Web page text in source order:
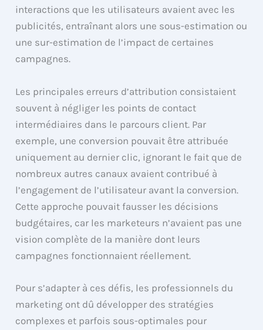
interactions que les utilisateurs avaient avec les
publicités, entraînant alors une sous-estimation ou
une sur-estimation de l’impact de certaines
campagnes.
Les principales erreurs d’attribution consistaient
souvent à négliger les points de contact
intermédiaires dans le parcours client. Par
exemple, une conversion pouvait être attribuée
uniquement au dernier clic, ignorant le fait que de
nombreux autres canaux avaient contribué à
l’engagement de l’utilisateur avant la conversion.
Cette approche pouvait fausser les décisions
budgétaires, car les marketeurs n’avaient pas une
vision complète de la manière dont leurs
campagnes fonctionnaient réellement.
Pour s’adapter à ces défis, les professionnels du
marketing ont dû développer des stratégies
complexes et parfois sous-optimales pour